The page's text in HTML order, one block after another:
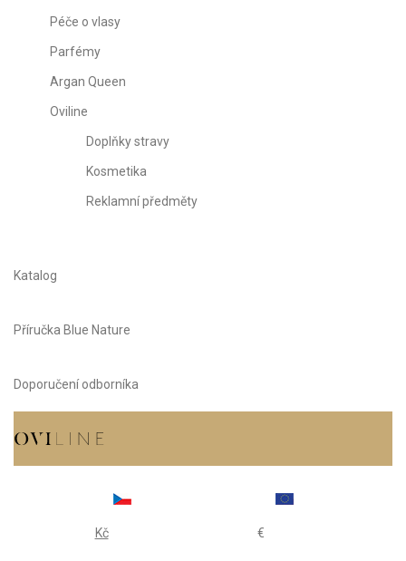
Péče o vlasy
Parfémy
Argan Queen
Oviline
Doplňky stravy
Kosmetika
Reklamní předměty
Katalog
Příručka Blue Nature
Doporučení odborníka
Kč €